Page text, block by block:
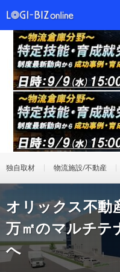
独自取材 物流施設/不動産
オリックス不動
万㎡のマルチテ
へ